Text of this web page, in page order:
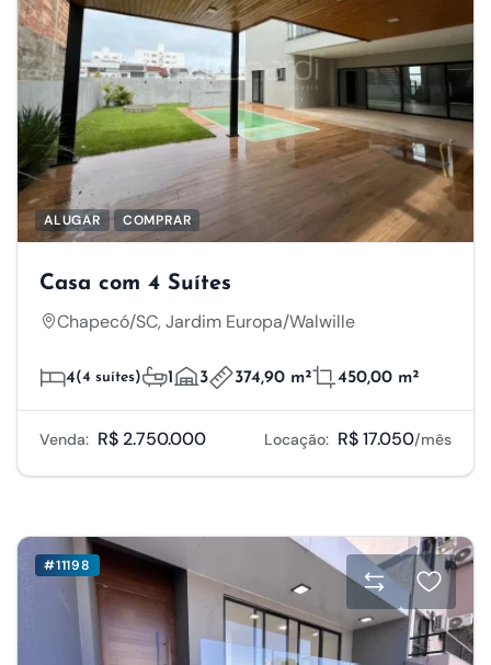
ALUGAR COMPRAR
Casa com 4 Suítes
Chapecó/SC, Jardim Europa/Walwille
4(4 suítes) 1 3 374,90 m² 450,00 m²
Venda: R$ 2.750.000 Locação: R$ 17.050/mês
#11198